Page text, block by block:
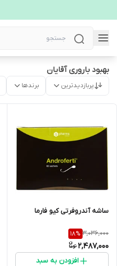
بهبود باروری آقایان
پربازدیدترین برندها
ساشه آندروفرتی کیو فارما
3,036,000
18%
2,487,000
افزودن به سبد